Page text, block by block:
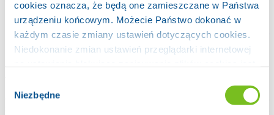
cookies oznacza, że będą one zamieszczane w Państwa
urządzeniu końcowym. Możecie Państwo dokonać w
każdym czasie zmiany ustawień dotyczących cookies.
Niedokonanie zmian ustawień przeglądarki internetowej
zapisywania. Więcej szczegółów w naszej
Polityce
zgody
Niezbędne
Weryfikacja tożsamości
Z przyjemnością informujemy o nowej funkcjonalnościaplikacji
naturoBank, jaką jest weryfikacja tożsamości pracownika banku.
Dzięki niej sprawdzisz, czy rozmowa telefoniczna przebiega
Przed rozmową telefoniczną, otrzymujesz powiadomienie w
aplikacji o planowanym kontakcie ze strony banku, z podanymi
szczegółami, tj. imieniem i nazwiskiem doradcy, nazwą placówki